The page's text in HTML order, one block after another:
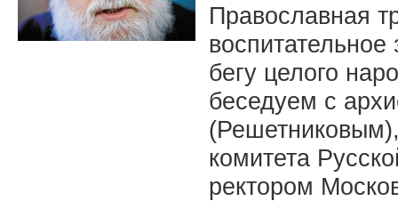
Православная
воспитательное
бегу целого
беседуем с
комитета
ректором